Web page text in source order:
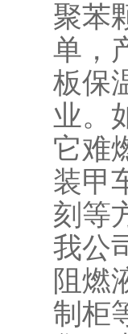
聚苯
单，
板保
业。
它难
装甲
刻等
我公
阻燃
制柜